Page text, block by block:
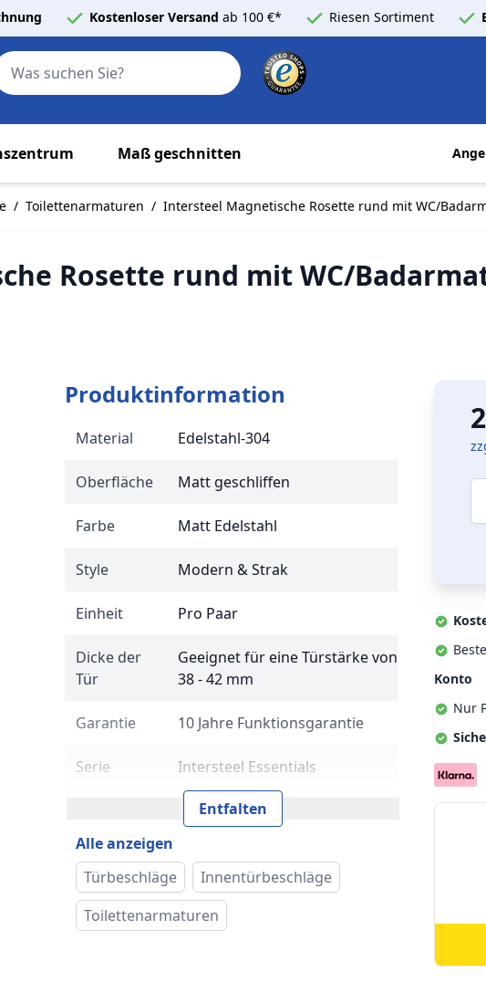
Kostenloser Versand ab 100 €* Riesen Sortiment
Search
Maß geschnitten
/ Toilettenarmaturen / Intersteel Magnetische Rosette rund mit WC/
Rosette rund mit WC/
Produktinformation
Material Edelstahl-304
Oberfläche Matt geschliffen
Farbe Matt Edelstahl
Style Modern & Strak
Einheit Pro Paar
Dicke der
Tür
Geeignet für eine Türstärke von
38 - 42 mm
Garantie 10 Jahre Funktionsgarantie
Serie Intersteel Essentials
Rosette mit
Toiletten-/Badezimmerverschluss
Marke Intersteel
Entfalten
Alle anzeigen
Türbeschläge
Innentürbeschläge
Toilettenarmaturen
Konto
Nur